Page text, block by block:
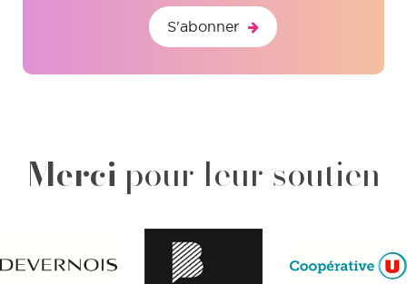
S'abonner
Merci pour leur soutien